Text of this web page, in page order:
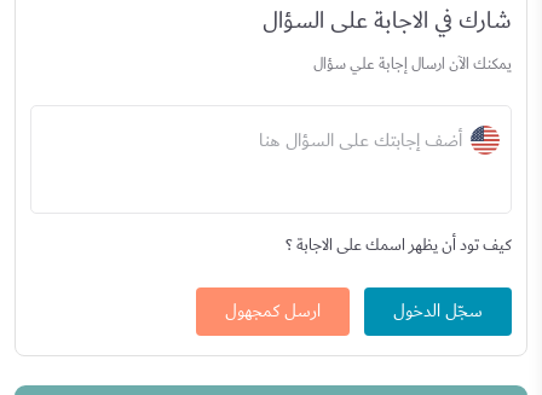
شارك في الاجابة على السؤال
يمكنك الآن ارسال إجابة علي سؤال
أضف إجابتك على السؤال هنا
كيف تود أن يظهر اسمك على الاجابة ؟
سجّل الدخول ارسل كمجهول